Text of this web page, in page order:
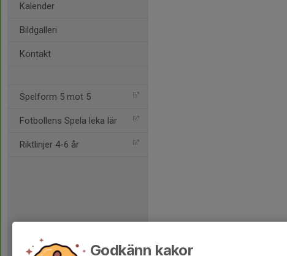
Kalender
Bildgalleri
Kontakt
Spelform 5 mot 5
Fotbollens Spela leka lär
Riktlinjer 4-6 år
Godkänn kakor